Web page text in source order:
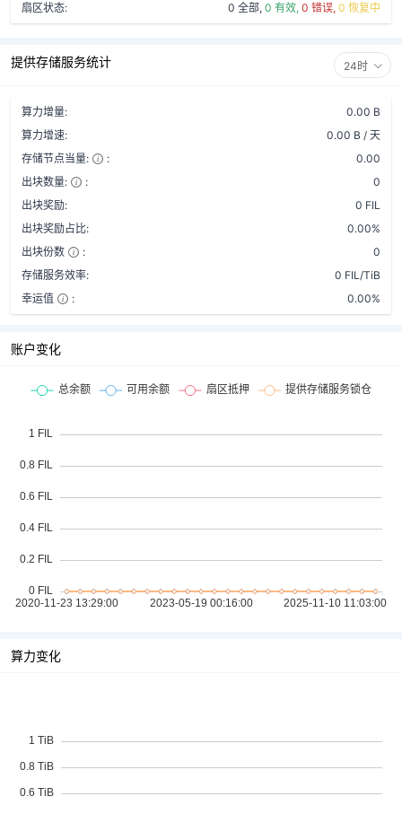
扇区状态:
0 全部, 0 有效, 0 错误, 0 恢复中
提供存储服务统计 24时
算力增量:
0.00 B
算力增速:
0.00 B / 天
存储节点当量:
:
0.00
出块数量:
:
0
出块奖励:
0 FIL
出块奖励占比:
0.00%
出块份数
:
0
存储服务效率:
0 FIL/TiB
幸运值
: 0.00%
账户变化
算力变化